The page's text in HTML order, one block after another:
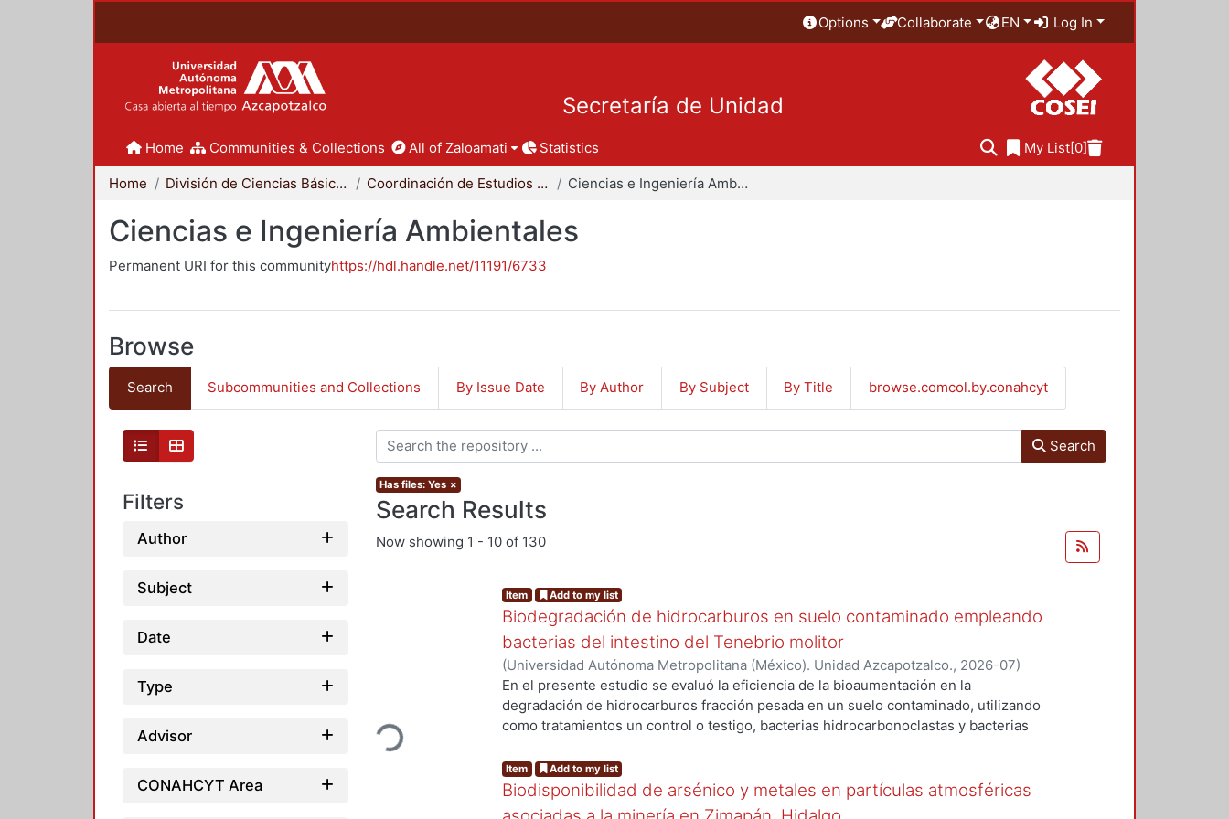
Options Collaborate EN Log In
Secretaría de Unidad
Home Communities & Collections All of Zaloamati Statistics My List[0]
Home División de Ciencias Básicas e Ingeniería Coordinación de Estudios de Posgrado - CBI Ciencias e Ingeniería Ambientales
Ciencias e Ingeniería Ambientales
Permanent URI for this communityhttps://hdl.handle.net/11191/6733
Browse
Search Subcommunities and Collections By Issue Date By Author By Subject By Title browse.comcol.by.conahcyt
Filters
Author
Subject
Date
Type
Advisor
CONAHCYT Area
Search
Has files: Yes ×
Search Results
Now showing 1 - 10 of 130
Loading...
Item Add to my list
Biodegradación de hidrocarburos en suelo contaminado empleando
bacterias del intestino del Tenebrio molitor
(Universidad Autónoma Metropolitana (México). Unidad Azcapotzalco., 2026-07)
Buñay Calle, Marco Antonio
En el presente estudio se evaluó la eficiencia de la bioaumentación en la
degradación de hidrocarburos fracción pesada en un suelo contaminado, utilizando
como tratamientos un control o testigo, bacterias hidrocarbonoclastas y bacterias
disminución progresiva de la concentración del contaminante en todos los
tratamientos a lo largo del tiempo; sin embargo, la magnitud de la remoción fue
diferente entre ellos. El tratamiento testigo presentó una degradación limitada,
Item Add to my list
Biodisponibilidad de arsénico y metales en partículas atmosféricas